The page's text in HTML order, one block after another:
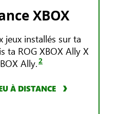
XBOX
jeux installés sur ta
ta ROG XBOX Ally X
Ally.2
À DISTANCE